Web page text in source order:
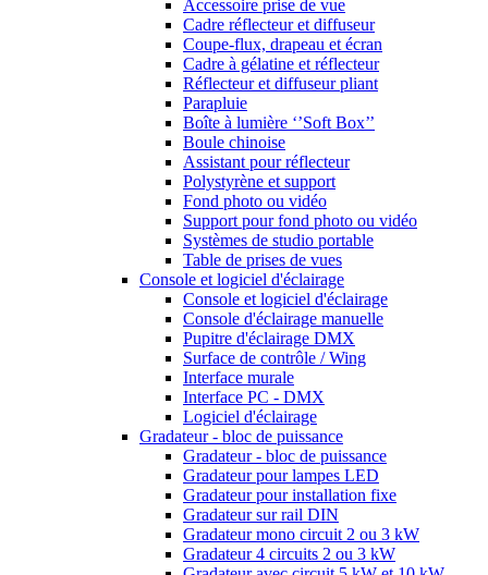
Accessoire prise de vue
Cadre réflecteur et diffuseur
Coupe-flux, drapeau et écran
Cadre à gélatine et réflecteur
Réflecteur et diffuseur pliant
Parapluie
Boîte à lumière ‘’Soft Box’’
Boule chinoise
Assistant pour réflecteur
Polystyrène et support
Fond photo ou vidéo
Support pour fond photo ou vidéo
Systèmes de studio portable
Table de prises de vues
Console et logiciel d'éclairage
Console et logiciel d'éclairage
Console d'éclairage manuelle
Pupitre d'éclairage DMX
Surface de contrôle / Wing
Interface murale
Interface PC - DMX
Logiciel d'éclairage
Gradateur - bloc de puissance
Gradateur - bloc de puissance
Gradateur pour lampes LED
Gradateur pour installation fixe
Gradateur sur rail DIN
Gradateur mono circuit 2 ou 3 kW
Gradateur 4 circuits 2 ou 3 kW